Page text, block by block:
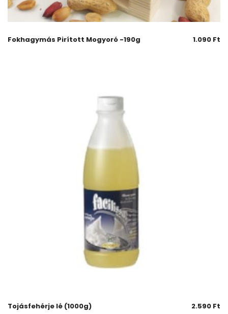
Fokhagymás Pirított Mogyoró -190g 1.090 Ft
Tojásfehérje lé (1000g) 2.590 Ft